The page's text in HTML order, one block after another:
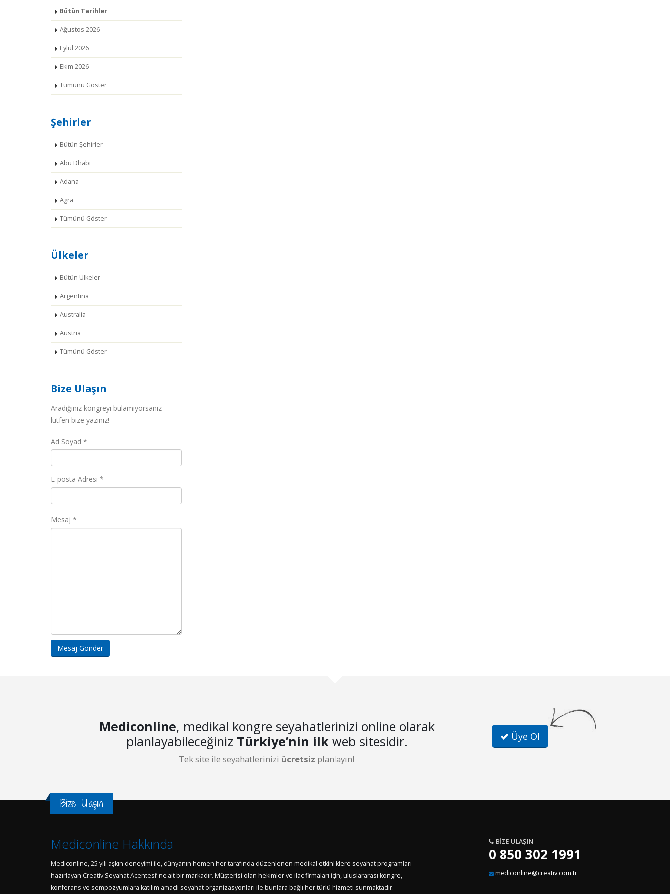
Bütün Tarihler
Ağustos 2026
Eylül 2026
Ekim 2026
Tümünü Göster
Şehirler
Bütün Şehirler
Abu Dhabi
Adana
Agra
Tümünü Göster
Ülkeler
Bütün Ülkeler
Argentina
Australia
Austria
Tümünü Göster
Bize Ulaşın
Aradığınız kongreyi bulamıyorsanız
lütfen bize yazınız!
Ad Soyad *
E-posta Adresi *
Mesaj *
Mediconline, medikal kongre seyahatlerinizi online olarak
planlayabileceğiniz Türkiye’nin ilkweb sitesidir.
Tek site ile seyahatlerinizi ücretsiz planlayın!
Üye Ol
Bize Ulaşın
Mediconline Hakkında
Mediconline, 25 yılı aşkın deneyimi ile, dünyanın hemen her tarafında düzenlenen medikal etkinliklere seyahat programları
hazırlayan Creativ Seyahat Acentesi’ ne ait bir markadır. Müşterisi olan hekimler ve ilaç firmaları için, uluslararası kongre,
konferans ve sempozyumlara katılım amaçlı seyahat organizasyonları ile bunlara bağlı her türlü hizmeti sunmaktadır.
BIZE ULAŞIN
0 850 302 1991
mediconline@creativ.com.tr